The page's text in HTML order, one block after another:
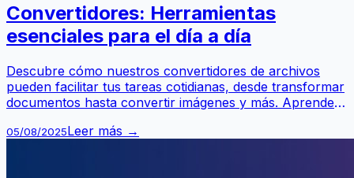
Convertidores: Herramientas
esenciales para el día a día
Descubre cómo nuestros convertidores de archivos
pueden facilitar tus tareas cotidianas, desde transformar
documentos hasta convertir imágenes y más. Aprende
herramientas profesionales.
05/08/2025Leer más →